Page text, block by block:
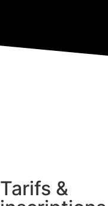
Tarifs &